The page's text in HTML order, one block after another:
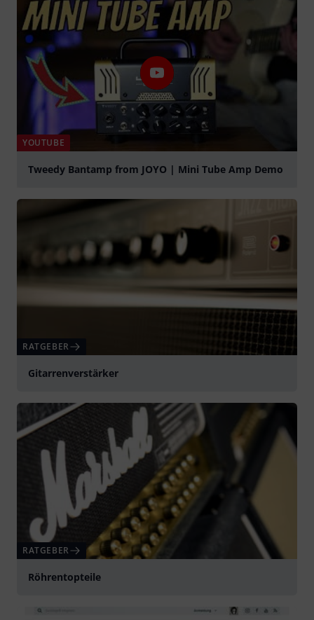
YOUTUBE
Tweedy Bantamp from JOYO | Mini Tube Amp Demo
RATGEBER
Gitarrenverstärker
RATGEBER
Röhrentopteile